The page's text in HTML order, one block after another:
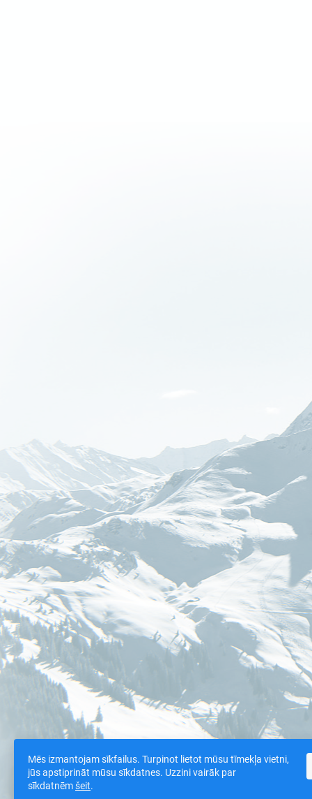
Mēs izmantojam sīkfailus. Turpinot lietot mūsu tīmekļa vietni,
jūs apstiprināt mūsu sīkdatnes. Uzzini vairāk par
sīkdatnēmšeit.